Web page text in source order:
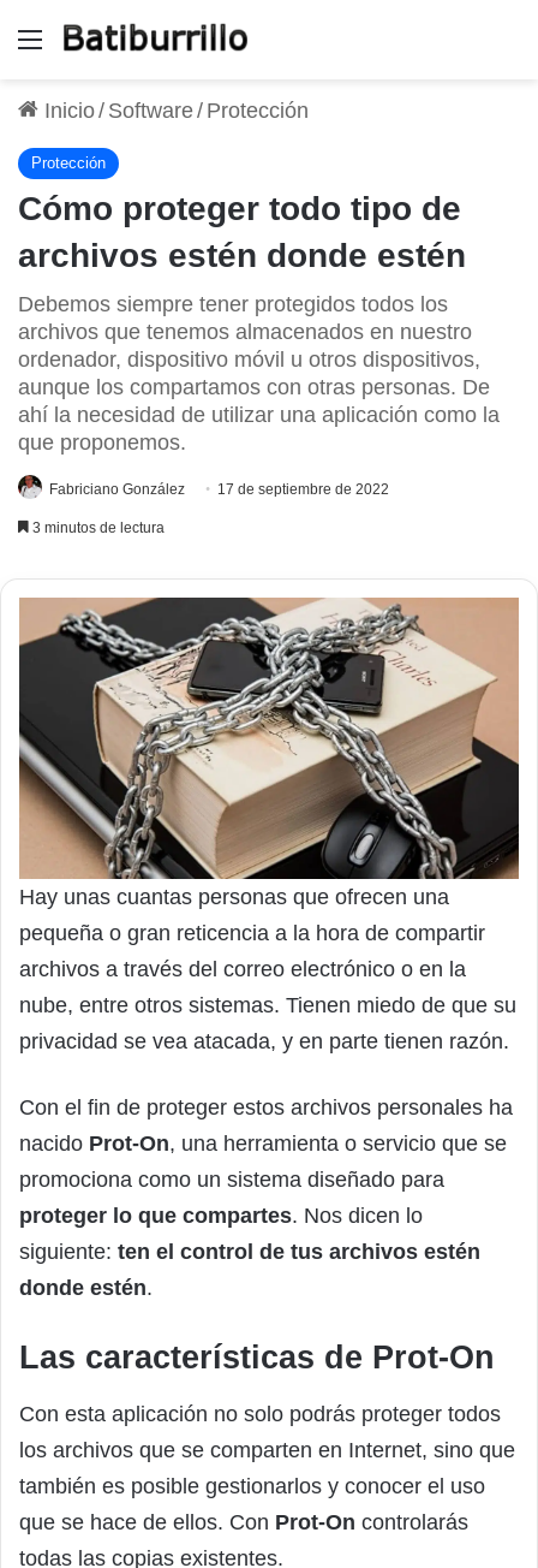
Menú
Inicio/ Software/ Protección
Protección
Cómo proteger todo tipo de
archivos estén donde estén
Debemos siempre tener protegidos todos los
archivos que tenemos almacenados en nuestro
ordenador, dispositivo móvil u otros dispositivos,
aunque los compartamos con otras personas. De
ahí la necesidad de utilizar una aplicación como la
que proponemos.
Fabriciano González 17 de septiembre de 2022
3 minutos de lectura
Hay unas cuantas personas que ofrecen una
pequeña o gran reticencia a la hora de compartir
archivos a través del correo electrónico o en la
nube, entre otros sistemas. Tienen miedo de que su
privacidad se vea atacada, y en parte tienen razón.
Con el fin de proteger estos archivos personales ha
nacido Prot-On, una herramienta o servicio que se
promociona como un sistema diseñado para
proteger lo que compartes. Nos dicen lo
siguiente: ten el control de tus archivos estén
donde estén.
Las características de Prot-On
Con esta aplicación no solo podrás proteger todos
los archivos que se comparten en Internet, sino que
también es posible gestionarlos y conocer el uso
que se hace de ellos. Con Prot-On controlarás
todas las copias existentes.